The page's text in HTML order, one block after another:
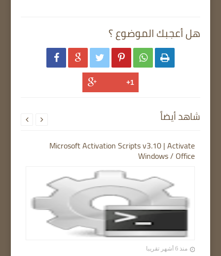
هل أعجبك الموضوع ؟
     
شاهد أيضاً
Microsoft Activation Scripts v3.10 | Activate
Windows / Office
منذ 6 أشهر تقريبا
 